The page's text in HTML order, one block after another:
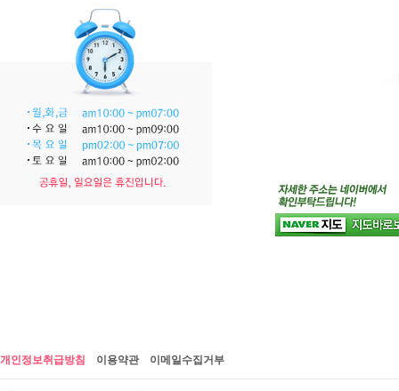
개인정보취급방침 이용약관 이메일수집거부